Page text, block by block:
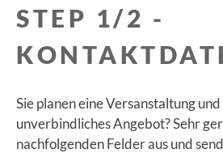
STEP 1/2 -
Sie planen eine Versanstaltung
unverbindliches Angebot? Sehr
nachfolgenden Felder aus und